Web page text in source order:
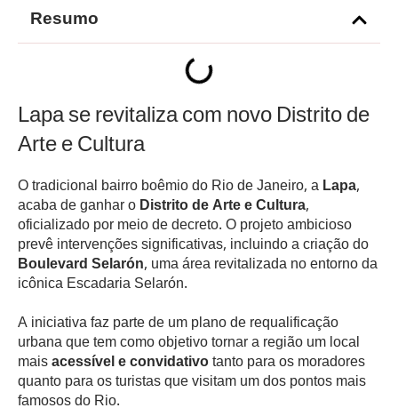
Resumo
Lapa se revitaliza com novo Distrito de
Arte e Cultura
O tradicional bairro boêmio do Rio de Janeiro, aLapa,
acaba de ganhar oDistrito de Arte e Cultura,
oficializado por meio de decreto. O projeto ambicioso
prevê intervenções significativas, incluindo a criação do
Boulevard Selarón, uma área revitalizada no entorno da
icônica Escadaria Selarón.
A iniciativa faz parte de um plano de requalificação
urbana que tem como objetivo tornar a região um local
maisacessível e convidativotanto para os moradores
quanto para os turistas que visitam um dos pontos mais
famosos do Rio.